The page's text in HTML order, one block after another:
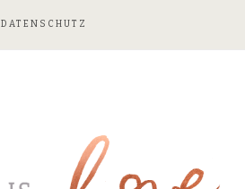
DATENSCHUTZ